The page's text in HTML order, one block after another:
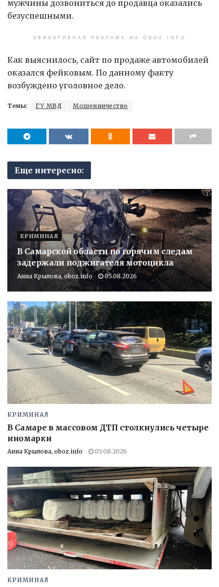
мужчины дозвониться до продавца оказались
безуспешными.
ЭФФЕКТИВНАЯ РЕКЛАМА НА OBOZ.INFO
Как выяснилось, сайт по продаже автомобилей
оказался фейковым. По данному факту
возбуждено уголовное дело.
Темы: ГУ МВД Мошенничество
Еще интересно:
КРИМИНАЛ
В Самарской области по горячим следам
задержали поджигателя мотоцикла
Анна Крылова, oboz.info 05.08.2026
КРИМИНАЛ
В Самаре в массовом ДТП столкнулись четыре
иномарки
Анна Крылова, oboz.info 05.08.2026
КРИМИНАЛ